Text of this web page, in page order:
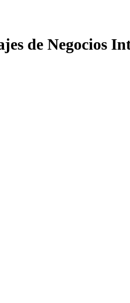
de Negocios